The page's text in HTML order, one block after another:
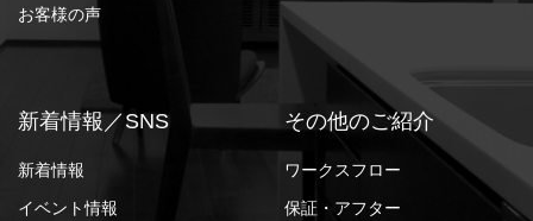
お客様の声
新着情報／SNS
新着情報
イベント情報
その他のご紹介
ワークスフロー
保証・アフター